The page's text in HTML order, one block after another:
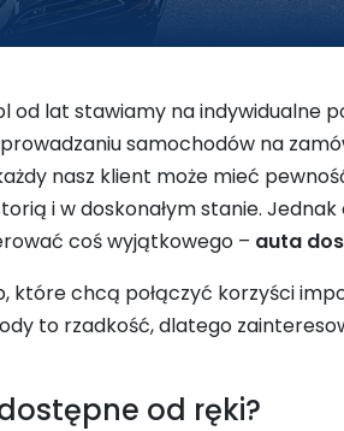
od lat stawiamy na indywidualne
samochodów na
nasz klient może mieć
i w doskonałym stanie.
coś wyjątkowego – auta
które chcą połączyć korzyści
to rzadkość, dlatego
od ręki?